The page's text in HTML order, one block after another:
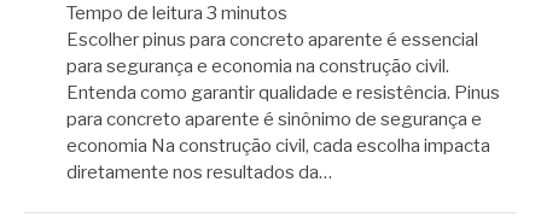
Tempo de leitura 3 minutos
Escolher pinus para concreto aparente é essencial
para segurança e economia na construção civil.
Entenda como garantir qualidade e resistência. Pinus
para concreto aparente é sinônimo de segurança e
economia Na construção civil, cada escolha impacta
diretamente nos resultados da…